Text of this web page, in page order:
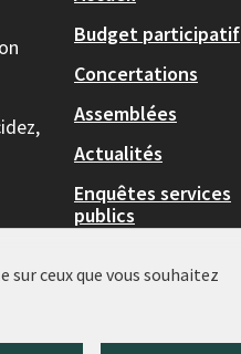
Budget participatif
Concertations
Assemblées
Actualités
Enquêtes services
publics
ceux que vous souhaitez